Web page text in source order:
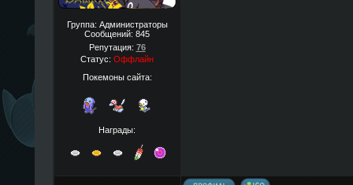
Группа: Администраторы
Сообщений: 845
Репутация: 76
Статус: Оффлайн
Покемоны сайта:
Награды: